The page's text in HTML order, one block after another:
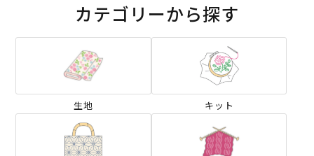
カテゴリーから探す
生地 キット